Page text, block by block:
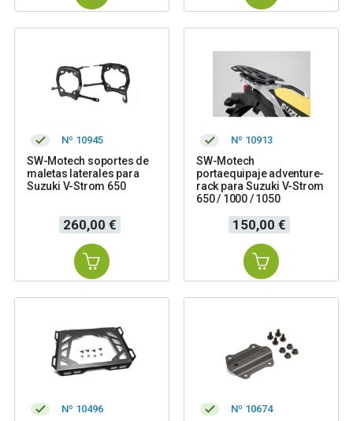
Nº 10945
SW-Motech soportes de
maletas laterales para
Suzuki V-Strom 650
Precio
260,00 €
Nº 10913
SW-Motech
portaequipaje adventure-
rack para Suzuki V-Strom
650 / 1000 / 1050
Precio
150,00 €
Nº 10496 Nº 10674